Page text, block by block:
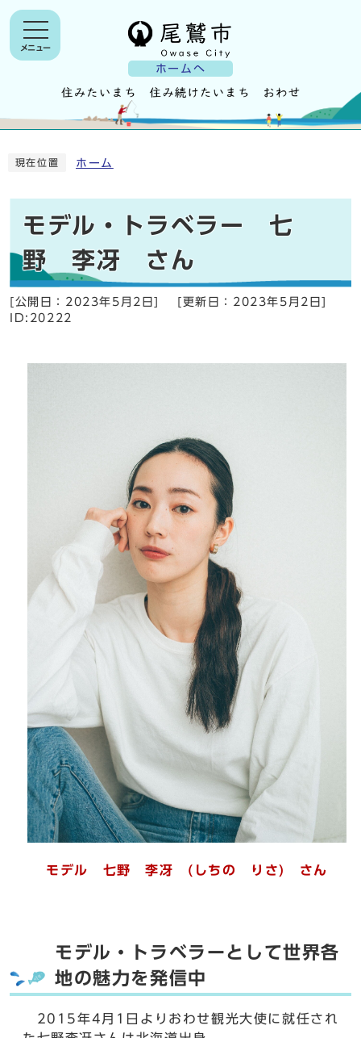
ホームへ
メニュー
現在位置 ホーム
モデル・トラベラー 七
野 李冴 さん
[公開日： 2023年5月2日 [更新日： 2023年5月2日
ID:20222
モデル 七野 李冴 (しちの りさ) さん
モデル・トラベラーとして世界各
地の魅力を発信中
2015年4月1日よりおわせ観光大使に就任され